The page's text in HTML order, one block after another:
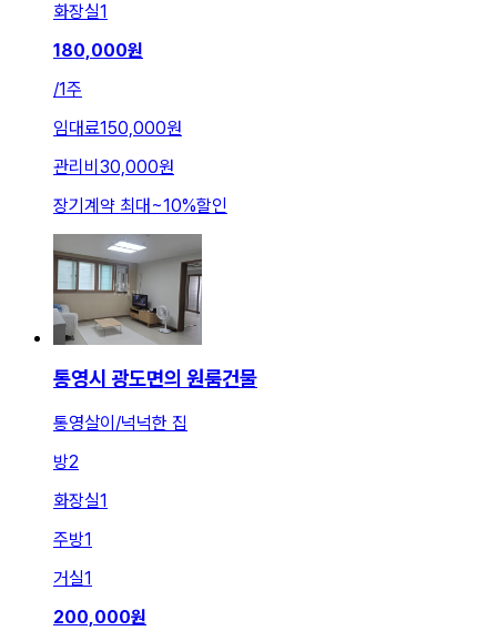
화장실1
180,000원
/1주
임대료150,000원
관리비 30,000원
장기계약 최대 ~10%할인
통영시 광도면의 원룸건물
통영살이/넉넉한 집
방2
화장실1
주방1
거실1
200,000원